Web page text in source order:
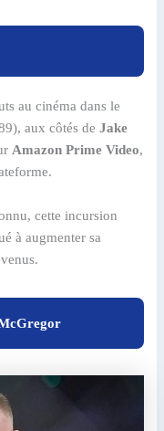
au cinéma dans le
aux côtés deJake
Amazon Prime Video,
cette incursion
à augmenter sa